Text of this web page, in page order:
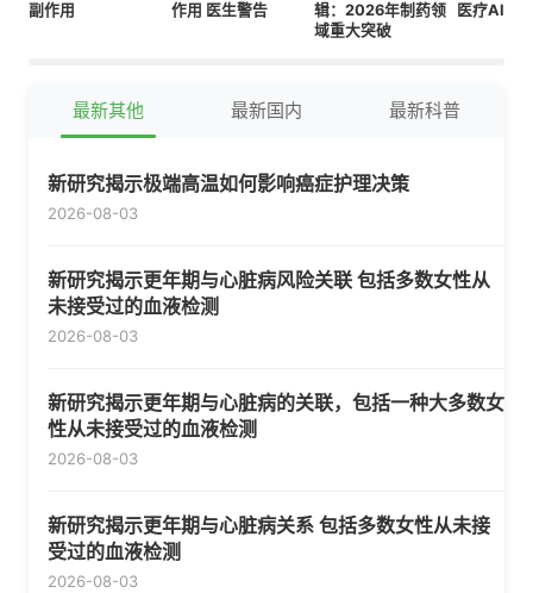
副作用 作用 医生警告
辑：2026年制药领
域重大突破
医疗AI模
最新其他 最新国内 最新科普
新研究揭示极端高温如何影响癌症护理决策
2026-08-03
新研究揭示更年期与心脏病风险关联 包括多数女性从
未接受过的血液检测
2026-08-03
新研究揭示更年期与心脏病的关联，包括一种大多数女
性从未接受过的血液检测
2026-08-03
新研究揭示更年期与心脏病关系 包括多数女性从未接
受过的血液检测
2026-08-03